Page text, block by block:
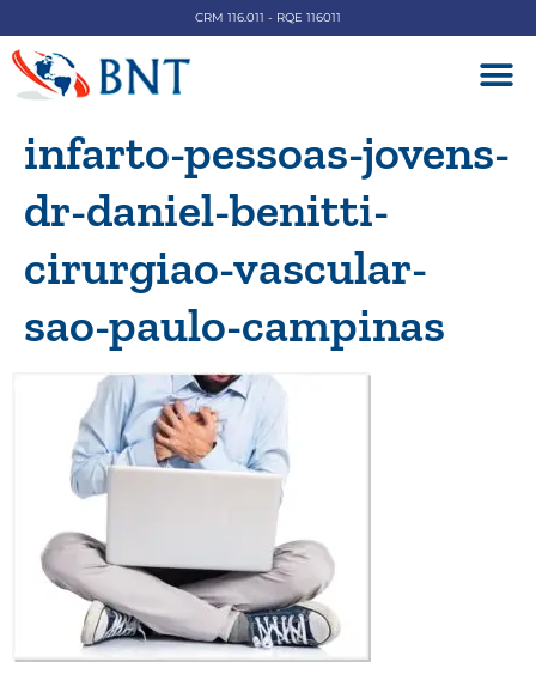
CRM 116.011 - RQE 116011
infarto-pessoas-jovens-
dr-daniel-benitti-
cirurgiao-vascular-
sao-paulo-campinas